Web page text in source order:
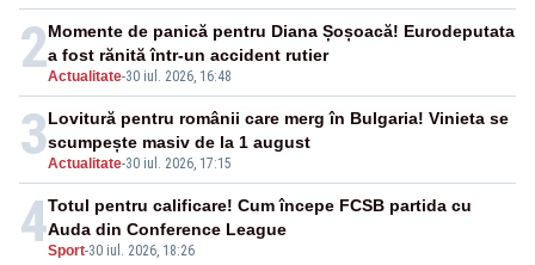
2Actualitate-30 iul. 2026, 16:48
Momente de panică pentru Diana Șoșoacă! Eurodeputata
a fost rănită într-un accident rutier
3Actualitate-30 iul. 2026, 17:15
Lovitură pentru românii care merg în Bulgaria! Vinieta se
scumpește masiv de la 1 august
4Sport-30 iul. 2026, 18:26
Totul pentru calificare! Cum începe FCSB partida cu
Auda din Conference League